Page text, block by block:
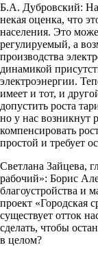
Б.А. Дубровский:
некая оценка, что
населения. Это
регулируемый, а
производства
динамикой
электроэнергии.
имеет и тот, и
допустить роста
но у нас возникнут
компенсировать
простой и требует
Светлана Зайцева,
рабочий»: Борис
благоустройства и
проект «Городская
существует отток
сделать, чтобы
в целом?